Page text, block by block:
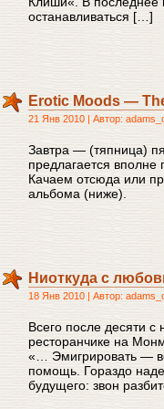
останавливаться […]
Erotic Moods —
21 Янв 2010 | Автор:
Завтра — (тяпница)
предлагается
Качаем отсюда или
альбома (ниже).
Ниоткуда с
18 Янв 2010 | Автор:
Всего после десяти
ресторанчике на
«… Эмигрировать —
помощь. Гораздо
будущего: звон